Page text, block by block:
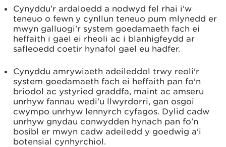
Cynyddu'r ardaloedd a nodwyd fel rhai i'w
teneuo o fewn y cynllun teneuo pum mlynedd er
mwyn galluogi'r system goedamaeth fach ei
heffaith i gael ei rheoli ac i blanhigfeydd ar
safleoedd coetir hynafol gael eu hadfer.
Cynyddu amrywiaeth adeileddol trwy reoli'r
system goedamaeth fach ei heffaith pan fo'n
briodol ac ystyried graddfa, maint ac amseru
unrhyw fannau wedi’u llwyrdorri, gan osgoi
cwympo unrhyw lennyrch cyfagos. Dylid cadw
unrhyw gnydau conwydden hynach pan fo'n
bosibl er mwyn cadw adeiledd y goedwig a'i
botensial cynhyrchiol.